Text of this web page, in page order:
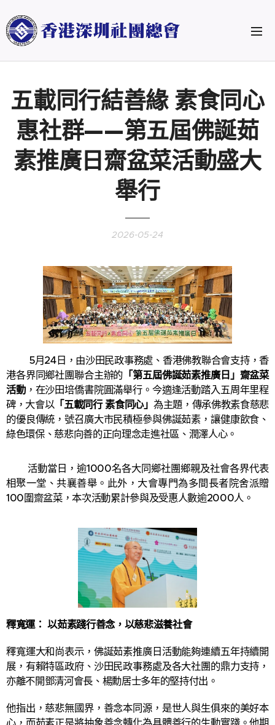
五載同行結善緣 素食同心
惠社群——第五屆佛誕茹
素推廣日齋盆菜活動盛大
舉行
2026-05-24
5月24日，由沙田民政事務處、香港佛教聯合會支持，香
港各界同鄉社團聯合主辦的 「第五屆佛誕茹素推廣日」齋盆菜
活動，在沙田培僑書院圓滿舉行。今適逢活動踏入五周年里程
碑，大會以「五載同行 素食同心」 為主題，傳承佛教素食慈悲
的優良傳統，號召廣大市民積極參與佛誕茹素，讓健康飲食、
綠色環保、慈悲向善的正向理念走進社區、潤澤人心。
活動當日，逾1000名各大同鄉社團鄉親及社會各界代表
相聚一堂、共襄善舉。此外，大會專門為多間長者院舍派贈
100圍齋盆菜，本次活動累計參與及受惠人數逾2000人。
釋寬運： 以茹素踐行善念，以慈悲滋養社會
釋寬運大和尚表示，佛誕茹素推廣日活動能夠連續五年持續開
展，有賴特區政府、沙田民政事務處及各大社團的鼎力支持，
亦離不開鄧清河會長、楊勳居士多年的堅持付出。
他指出，慈悲無國界，善念本同源，是世人與生俱來的美好本